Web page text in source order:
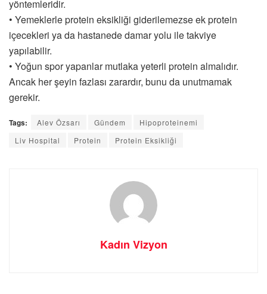
yöntemleridir.
• Yemeklerle protein eksikliği giderilemezse ek protein
içecekleri ya da hastanede damar yolu ile takviye
yapılabilir.
• Yoğun spor yapanlar mutlaka yeterli protein almalıdır.
Ancak her şeyin fazlası zarardır, bunu da unutmamak
gerekir.
Tags: Alev Özsarı Gündem
Hipoproteinemi
Liv Hospital
Protein Protein Eksikliği
Kadın Vizyon